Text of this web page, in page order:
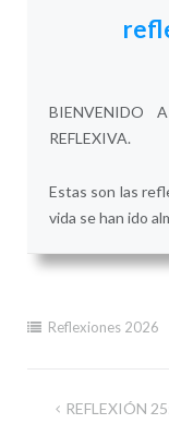
BIENVENIDO
REFLEXIVA.
Estas son las
vida se han ido
Reflexiones 2026
Navegación
REFLEXIÓN